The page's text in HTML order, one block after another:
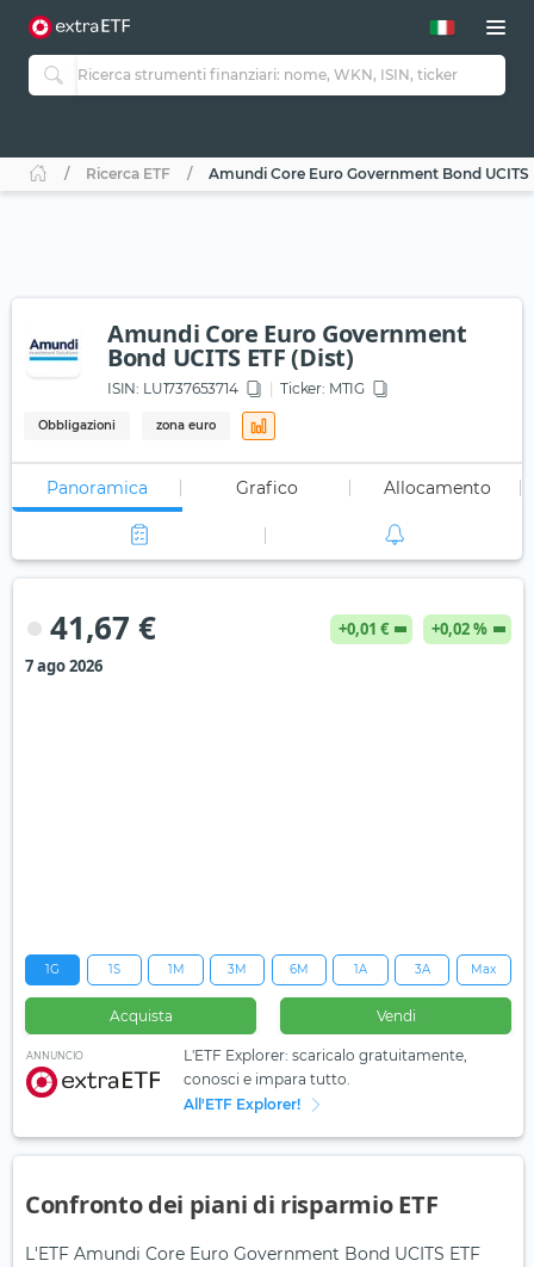
Ricerca ETF Amundi Core Euro Government Bond UCITS
Amundi Core Euro Government
Bond UCITS ETF (Dist)
ISIN: LU1737653714 Ticker: MTIG
Obbligazioni zona euro
Panoramica Grafico Allocamento
41,67 € +0,01 €
+0,02 %
7 ago 2026
1G 1S 1M 3M 6M 1A 3A Max
Acquista Vendi
ANNUNCIO
L'ETF Explorer: scaricalo gratuitamente,
conosci e impara tutto.
All'ETF Explorer!
Confronto dei piani di risparmio ETF
L'ETF Amundi Core Euro Government Bond UCITS ETF